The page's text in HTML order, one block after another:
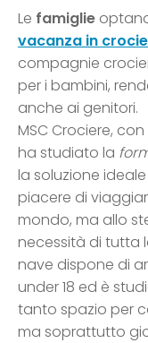
Le famiglie
vacanza in
compagnie
per i bambini,
anche ai genitori.
MSC Crociere,
ha studiato la
la soluzione
piacere di
mondo, ma allo
necessità di tutta
nave dispone di
under 18 ed è
tanto spazio per
ma soprattutto